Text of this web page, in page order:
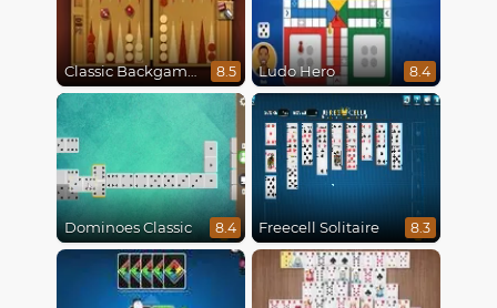
Classic Backgammon 8.5 Ludo Hero 8.4
Dominoes Classic 8.4 Freecell Solitaire 8.3